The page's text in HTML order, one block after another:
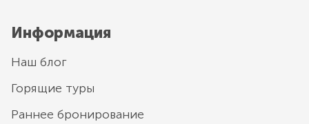
Информация
Наш блог
Горящие туры
Раннее бронирование